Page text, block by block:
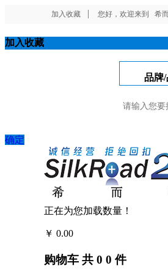
加入收藏 您好，欢迎来到 希
加入收藏
确定
正在为您加载数量！
￥ 0.00
购物车 共 0 0 件
品牌/